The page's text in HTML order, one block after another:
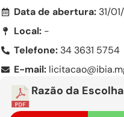
Data de abertura: 31/
Local:-
Telefone: 34 3631 5754
E-mail:
Razão da